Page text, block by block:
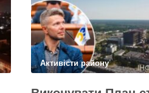
Активісти району